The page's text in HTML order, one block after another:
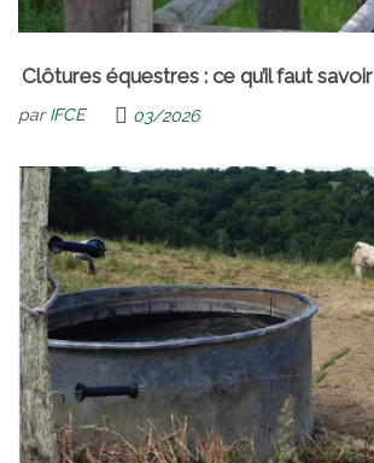
Clôtures équestres : ce qu’il faut savoir
parIFCE 03/2026